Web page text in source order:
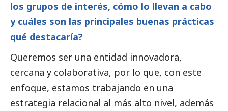
los grupos de interés, cómo lo llevan a cabo
y cuáles son las principales buenas prácticas
qué destacaría?
Queremos ser una entidad innovadora,
cercana y colaborativa, por lo que, con este
enfoque, estamos trabajando en una
estrategia relacional al más alto nivel, además